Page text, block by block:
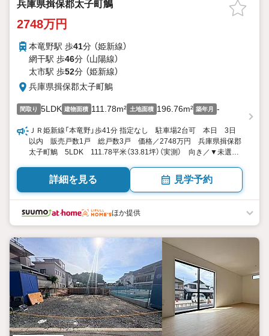
兵庫県揖保郡太子町鵤
2748万円
本竜野駅 歩41分 （姫新線）
網干駅 歩46分 （山陽線）
太市駅 歩52分 （姫新線）
兵庫県揖保郡太子町鵤
間取り 5LDK 建物面積 111.78m² 土地面積 196.76m² 築年月 -
ＪＲ姫新線「本竜野」歩41分 指定なし 駐車場2台可 本日 3日
以内 販売戸数1戸 総戸数3戸 価格／2748万円 兵庫県揖保郡
太子町鵤 5LDK 111.78平米（33.81坪）（実測） 向き／▼未選択
詳細を見る 見学予約
ほか提供